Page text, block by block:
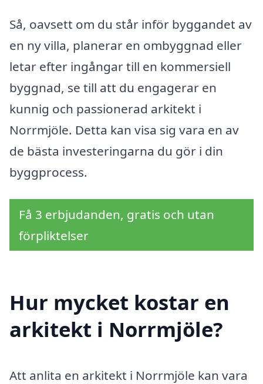
Så, oavsett om du står inför byggandet av
en ny villa, planerar en ombyggnad eller
letar efter ingångar till en kommersiell
byggnad, se till att du engagerar en
kunnig och passionerad arkitekt i
Norrmjöle. Detta kan visa sig vara en av
de bästa investeringarna du gör i din
byggprocess.
Få 3 erbjudanden, gratis och utan
förpliktelser
Hur mycket kostar en
arkitekt i Norrmjöle?
Att anlita en arkitekt i Norrmjöle kan vara